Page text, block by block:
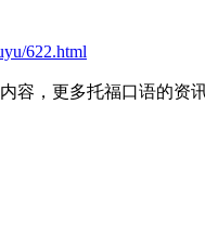
622.html
容，更多托福口语的资